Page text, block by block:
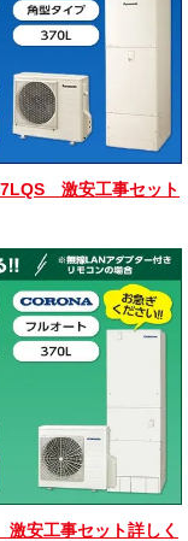
激安工事セット
安工事セット詳しく